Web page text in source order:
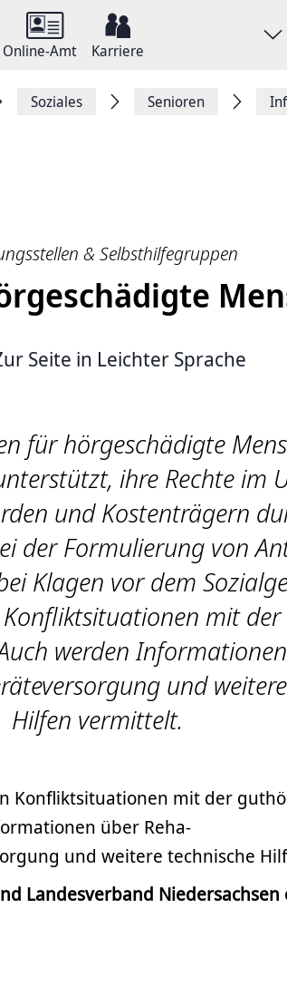
Online-Amt Karriere
Soziales Senioren
& Selbsthilfegruppen
Seite in Leichter Sprache
für hörgeschädigte
ihre Rechte im
und Kostenträgern
der Formulierung von
Klagen vor dem
mit
werden
und
Hilfen vermittelt.
Konfliktsituationen mit der
über Reha-
und weitere technische
Landesverband Niedersachsen